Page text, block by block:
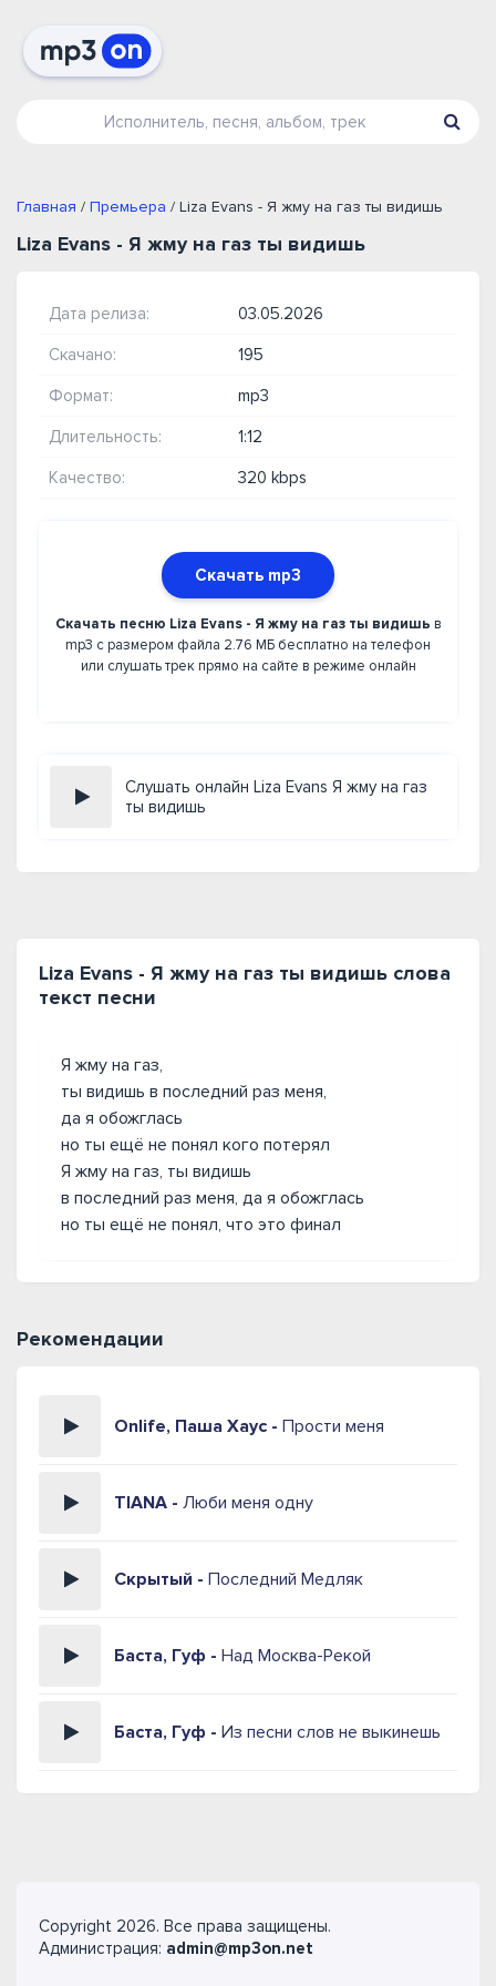
Главная / Премьера / Liza Evans - Я жму на газ ты видишь
Liza Evans - Я жму на газ ты видишь
Дата релиза: 03.05.2026
Скачано: 195
Формат: mp3
Длительность: 1:12
Качество: 320 kbps
Скачать mp3
Скачать песню Liza Evans - Я жму на газ ты видишь в
mp3 с размером файла 2.76 МБ бесплатно на телефон
или слушать трек прямо на сайте в режиме онлайн
Слушать онлайн Liza Evans Я жму на газ
ты видишь
Liza Evans - Я жму на газ ты видишь слова
текст песни
Я жму на газ,
ты видишь в последний раз меня,
да я обожглась
но ты ещё не понял кого потерял
Я жму на газ, ты видишь
в последний раз меня, да я обожглась
но ты ещё не понял, что это финал
Рекомендации
Onlife, Паша Хаус - Прости меня
TIANA - Люби меня одну
Скрытый - Последний Медляк
Баста, Гуф - Над Москва-Рекой
Баста, Гуф - Из песни слов не выкинешь
Copyright 2026. Все права защищены.
Администрация: admin@mp3on.net